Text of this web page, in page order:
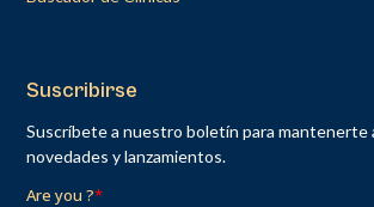
Suscribirse
Suscríbete a nuestro boletín para mantenerte
novedades y lanzamientos.